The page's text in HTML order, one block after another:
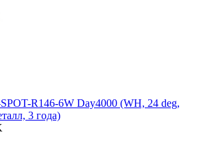
R146-6W Day4000 (WH, 24 deg,
3 года)